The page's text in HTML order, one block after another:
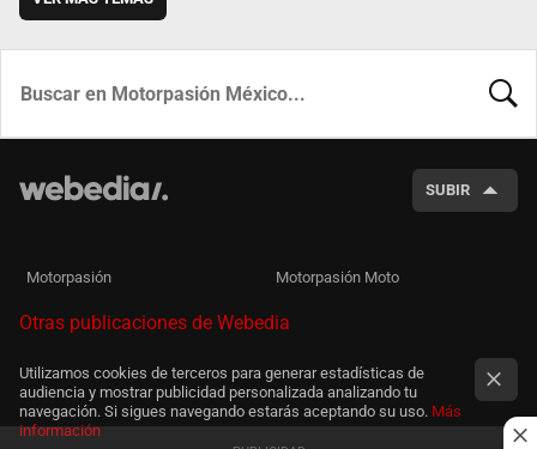
SUBIR
Motorpasión Motorpasión Moto
Otras publicaciones de Webedia
Utilizamos cookies de terceros para generar estadísticas de
audiencia y mostrar publicidad personalizada analizando tu
navegación. Si sigues navegando estarás aceptando su uso. Más
información